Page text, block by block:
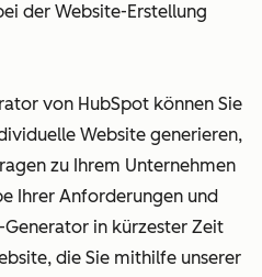
der Website-Erstellung
von HubSpot können Sie
Website generieren,
zu Ihrem Unternehmen
Ihrer Anforderungen und
in kürzester Zeit
die Sie mithilfe unserer